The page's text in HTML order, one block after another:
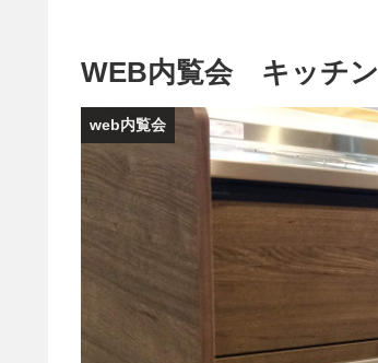
WEB内覧会 キッチン
web内覧会